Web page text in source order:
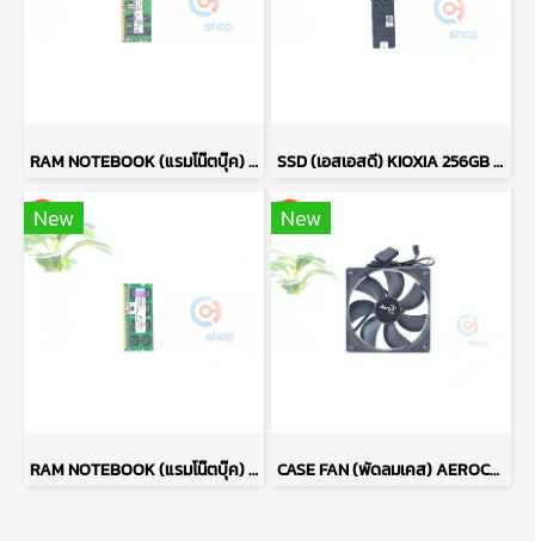
RAM NOTEBOOK (แรมโน๊ตบุ๊ค) SK HYNIX DDR4 16GB (16GBX1) 2666MHz 16CHIP P17754 SSD (เอสเอสดี) KIOXIA 256GB PCIe NVMe M.2 2230 P17755
New
RAM NOTEBOOK (แรมโน๊ตบุ๊ค) KINGSTON DDR3 4GB (4GBX1) 1333MHz 16CHIP P17753
New
CASE FAN (พัดลมเคส) AEROCOOL DARK FORCE 120MM P17756